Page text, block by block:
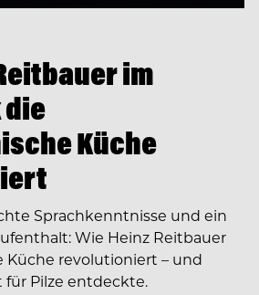
im
Küche
Sprachkenntnisse und ein
Wie Heinz Reitbauer
Küche revolutioniert – und
für Pilze entdeckte.